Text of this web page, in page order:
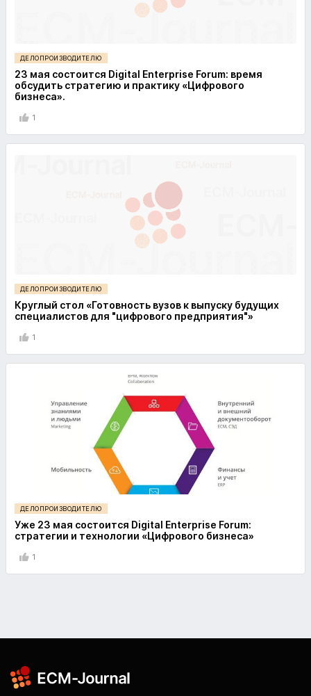
ДЕЛОПРОИЗВОДИТЕЛЮ
23 мая состоится Digital Enterprise Forum: время
обсудить стратегию и практику «Цифрового
бизнеса».
1
ДЕЛОПРОИЗВОДИТЕЛЮ
Круглый стол «Готовность вузов к выпуску будущих
специалистов для "цифрового предприятия"»
1
ДЕЛОПРОИЗВОДИТЕЛЮ
Уже 23 мая состоится Digital Enterprise Forum:
стратегии и технологии «Цифрового бизнеса»
1